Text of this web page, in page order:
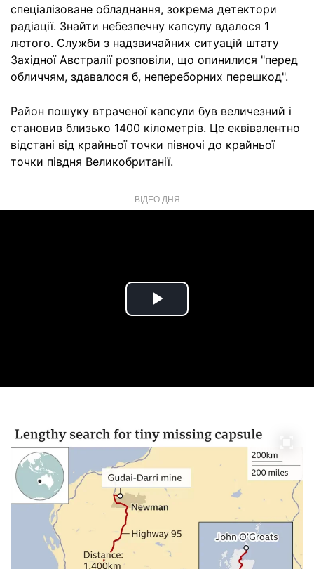
спеціалізоване обладнання, зокрема детектори
радіації. Знайти небезпечну капсулу вдалося 1
лютого. Служби з надзвичайних ситуацій штату
Західної Австралії розповіли, що опинилися "перед
обличчям, здавалося б, непереборних перешкод".
Район пошуку втраченої капсули був величезний і
становив близько 1400 кілометрів. Це еквівалентно
відстані від крайньої точки півночі до крайньої
точки півдня Великобританії.
ВІДЕО ДНЯ
Play